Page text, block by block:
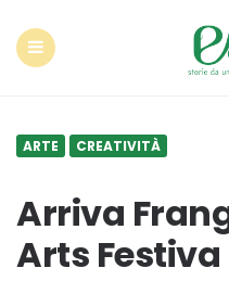
ARTE CREATIVITÀ
Arriva
Arts Festiva